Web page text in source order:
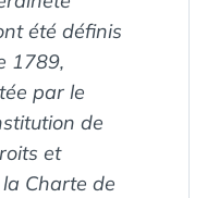
été définis
1789,
par le
de
et
Charte de